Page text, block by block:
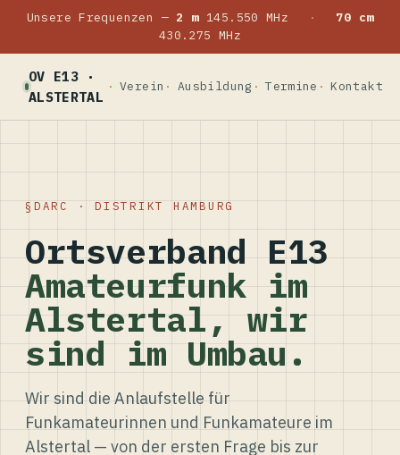
Unsere Frequenzen — 2 m145.550 MHz ·
70 cm
430.275 MHz
OV E13 ·
ALSTERTAL
Verein Ausbildung Termine Kontakt
DARC · DISTRIKT HAMBURG
Ortsverband E13
Amateurfunk im
Alstertal, wir
sind im Umbau.
Wir sind die Anlaufstelle für
Funkamateurinnen und Funkamateure im
Alstertal — von der ersten Frage bis zur